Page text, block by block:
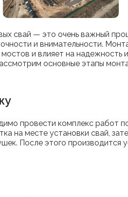
свай — это очень важный
и внимательности.
и влияет на надежность
основные этапы
провести комплекс работ
на месте установки свай,
После этого производится